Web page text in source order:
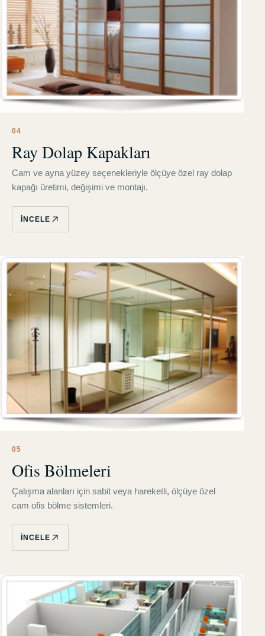
04
Ray Dolap Kapakları
Cam ve ayna yüzey seçenekleriyle ölçüye özel ray dolap
kapağı üretimi, değişimi ve montajı.
İNCELE
05
Ofis Bölmeleri
Çalışma alanları için sabit veya hareketli, ölçüye özel
cam ofis bölme sistemleri.
İNCELE